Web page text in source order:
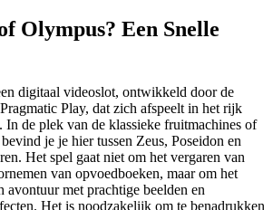
Olympus? Een Snelle
digitaal videoslot, ontwikkeld door de
Play, dat zich afspeelt in het rijk
In de plek van de klassieke fruitmachines of
je je hier tussen Zeus, Poseidon en
Het spel gaat niet om het vergaren van
van opvoedboeken, maar om het
avontuur met prachtige beelden en
Het is noodzakelijk om te benadrukken